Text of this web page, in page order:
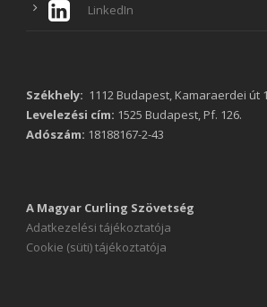
LinkedIn
Székhely: 1112 Budapest, Kamaraerdei út
Levelezési cím: 1525 Budapest, Pf. 126.
Adószám: 18188167-2-43
A Magyar Curling Szövetség
Adatkezelési tájékoztatója
Cookie (süti) tájékoztatója